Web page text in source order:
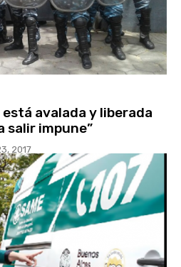
está avalada y liberada
salir impune”
2017